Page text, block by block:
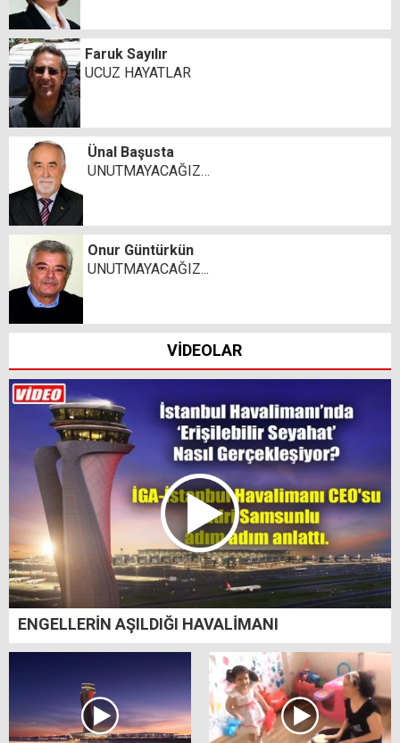
Faruk Sayılır
UCUZ HAYATLAR
Ünal Başusta
UNUTMAYACAĞIZ…
Onur Güntürkün
UNUTMAYACAĞIZ...
VİDEOLAR
ENGELLERİN AŞILDIĞI HAVALİMANI